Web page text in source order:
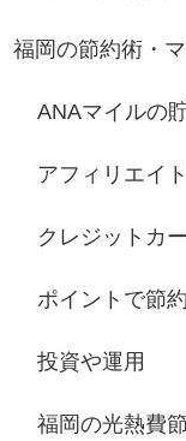
福岡の節約術・
ANAマイルの
アフィリエイ
クレジットカ
ポイントで節
投資や運用
福岡の光熱費